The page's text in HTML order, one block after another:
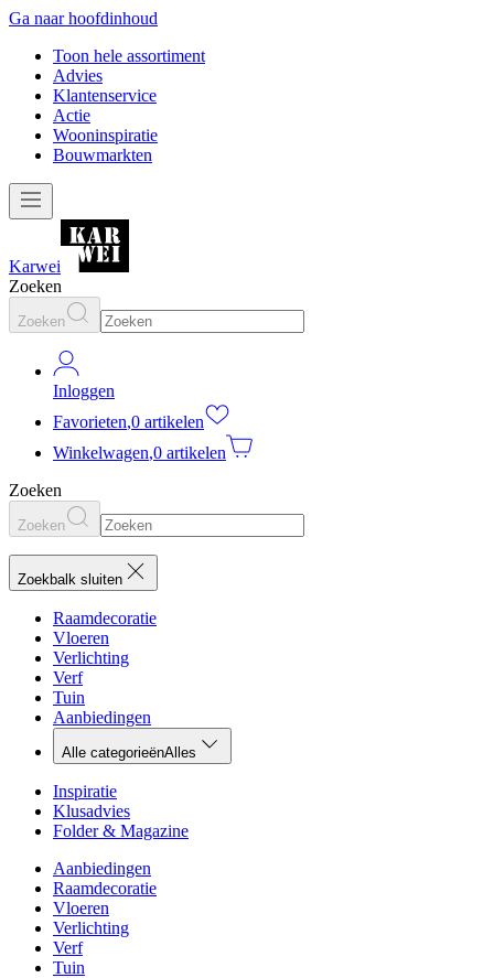
Ga naar hoofdinhoud
Toon hele assortiment
Advies
Klantenservice
Actie
Wooninspiratie
Bouwmarkten
Karwei
Zoeken
Zoeken
Inloggen
Favorieten,0 artikelen
Winkelwagen,0 artikelen
Zoeken
Zoeken
Zoekbalk sluiten
Raamdecoratie
Vloeren
Verlichting
Verf
Tuin
Aanbiedingen
Alle categorieënAlles
Inspiratie
Klusadvies
Folder & Magazine
Aanbiedingen
Raamdecoratie
Vloeren
Verlichting
Verf
Tuin